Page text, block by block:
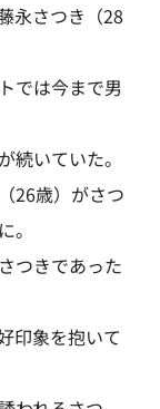
永さつき（28
では今まで男
続いていた。
26歳）がさつ
。
つきであった
印象を抱いて